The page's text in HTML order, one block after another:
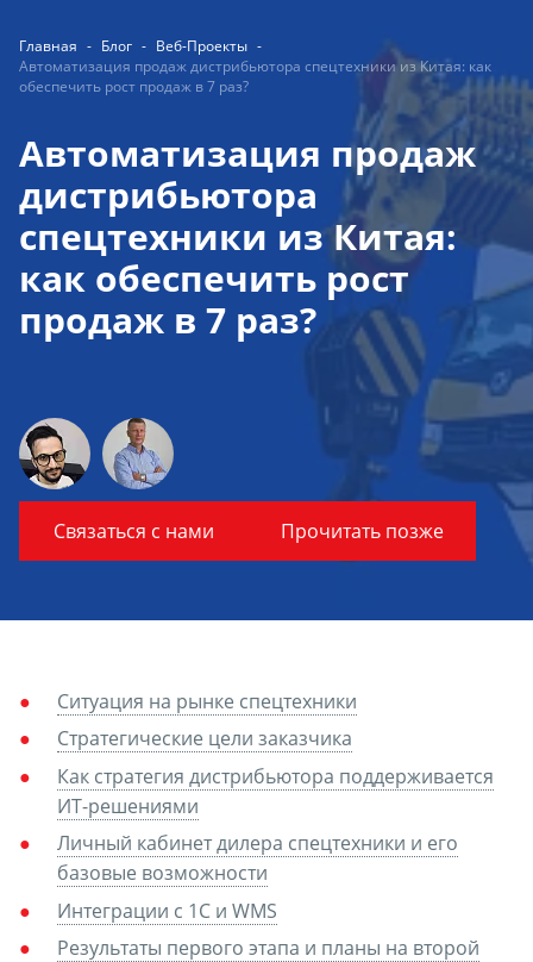
Главная - Блог - Веб-Проекты -
Автоматизация продаж дистрибьютора спецтехники из Китая: как
обеспечить рост продаж в 7 раз?
Автоматизация продаж
дистрибьютора
спецтехники из Китая:
как обеспечить рост
продаж в 7 раз?
Связаться с нами Прочитать позже
Ситуация на рынке спецтехники
Стратегические цели заказчика
Как стратегия дистрибьютора поддерживается
ИТ-решениями
Личный кабинет дилера спецтехники и его
базовые возможности
Интеграции с 1С и WMS
Результаты первого этапа и планы на второй